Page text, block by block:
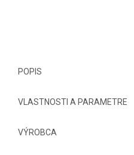
POPIS
VLASTNOSTI A PARAMETRE
VÝROBCA